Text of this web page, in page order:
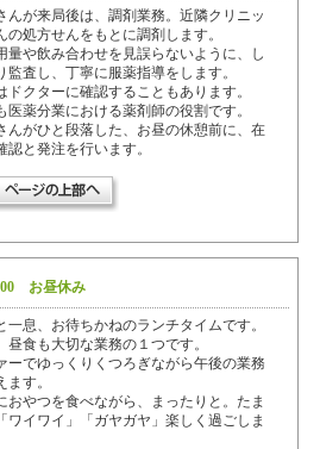
んが来局後は、調剤業務。近隣クリニッ
の処方せんをもとに調剤します。
量や飲み合わせを見誤らないように、し
監査し、丁寧に服薬指導をします。
ドクターに確認することもあります。
医薬分業における薬剤師の役割です。
んがひと段落した、お昼の休憩前に、在
認と発注を行います。
00 お昼休み
一息、お待ちかねのランチタイムです。
昼食も大切な業務の１つです。
ーでゆっくりくつろぎながら午後の業務
ます。
おやつを食べながら、まったりと。たま
ワイワイ」「ガヤガヤ」楽しく過ごしま